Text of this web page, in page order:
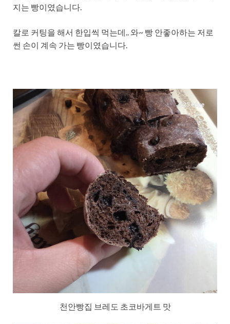
지는 빵이였습니다.
칼로 커팅을 해서 한입씩 먹는데.. 와~ 빵 안좋아하는 저로
썬 손이 계속 가는 빵이였습니다.
천안빵집 브레도 초코바게트 맛